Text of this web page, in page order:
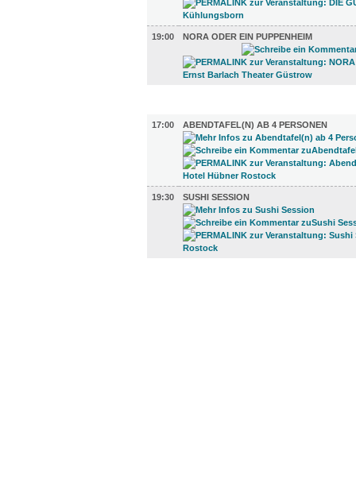
19:00 NORA ODER EIN PUPPENHEIM
17:00
ABENDTAFEL(N) AB 4 PERSONEN
19:30 SUSHI SESSION